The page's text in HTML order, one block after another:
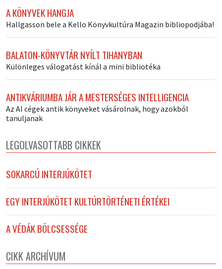
A KÖNYVEK HANGJA
Hallgasson bele a Kello Könyvkultúra Magazin bibliopodjába!
BALATON-KÖNYVTÁR NYÍLT TIHANYBAN
Különleges válogatást kínál a mini bibliotéka
ANTIKVÁRIUMBA JÁR A MESTERSÉGES INTELLIGENCIA
Az AI cégek antik könyveket vásárolnak, hogy azokból
tanuljanak
LEGOLVASOTTABB CIKKEK
SOKARCÚ INTERJÚKÖTET
EGY INTERJÚKÖTET KULTÚRTÖRTÉNETI ÉRTÉKEI
A VÉDÁK BÖLCSESSÉGE
CIKK ARCHÍVUM